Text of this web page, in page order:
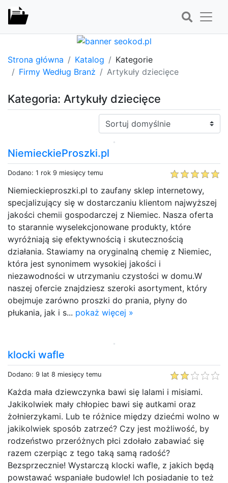
Strona główna Katalog
Kategorie
Firmy Według Branż
Artykuły dziecięce
Kategoria: Artykuły dziecięce
Sortuj:
NiemieckieProszki.pl
Dodano: 1 rok 9 miesięcy temu
Niemieckieproszki.pl to zaufany sklep internetowy,
specjalizujący się w dostarczaniu klientom najwyższej
jakości chemii gospodarczej z Niemiec. Nasza oferta
to starannie wyselekcjonowane produkty, które
wyróżniają się efektywnością i skutecznością
działania. Stawiamy na oryginalną chemię z Niemiec,
która jest synonimem wysokiej jakości i
niezawodności w utrzymaniu czystości w domu.W
naszej ofercie znajdziesz szeroki asortyment, który
obejmuje zarówno proszki do prania, płyny do
płukania, jak i s... pokaż więcej »
klocki wafle
Dodano: 9 lat 8 miesięcy temu
Każda mała dziewczynka bawi się lalami i misiami.
Jakikolwiek mały chłopiec bawi się autkami oraz
żołnierzykami. Lub te różnice między dziećmi wolno w
jakikolwiek sposób zatrzeć? Czy jest możliwość, by
rodzeństwo przeróżnych płci zdołało zabawiać się
razem czerpiąc z tego taką samą radość?
Bezsprzecznie! Wystarczą klocki wafle, z jakich będą
powstawać wspaniałe budowle! Ich posiadanie to też